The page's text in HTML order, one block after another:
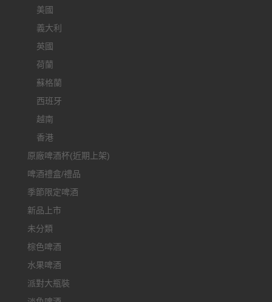
美國
義大利
英國
荷蘭
蘇格蘭
西班牙
越南
香港
原廠啤酒杯(近期上架)
啤酒禮盒/禮品
季節限定啤酒
新品上市
未分類
棕色啤酒
水果啤酒
派對大瓶裝